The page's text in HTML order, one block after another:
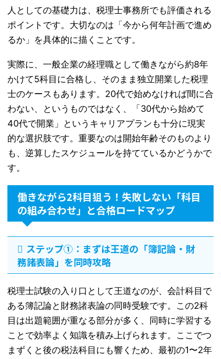
人としての基礎力は、税理士事務所でも評価される
ポイントです。大切なのは「今から何年計画で進め
るか」を具体的に描くことです。
実際に、一般企業の経理職として働きながら約8年
かけて5科目に合格し、そのまま独立開業した税理
士のケースもあります。20代で始めなければ間に合
わない、というものではなく、「30代から始めて
40代で開業」というキャリアプランも十分に現実
的な選択肢です。重要なのは開始年齢そのものより
も、逆算したスケジュールを持てているかどうかで
す。
働きながら2科目狙う！失敗しない「科目
の組み合わせ」と合格ロードマップ
ステップ①：まずは王道の「簿記論・財
務諸表論」を同時攻略
税理士試験の入り口として王道なのが、会計科目で
ある簿記論と財務諸表論の同時受験です。この2科
目は出題範囲が重なる部分が多く、同時に学習する
ことで効率よく知識を積み上げられます。ここでつ
まずくと後の税法科目にも響くため、最初の1〜2年